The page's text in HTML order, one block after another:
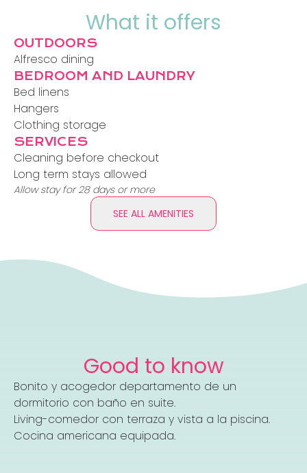
What it offers
OUTDOORS
Alfresco dining
BEDROOM AND LAUNDRY
Bed linens
Hangers
Clothing storage
SERVICES
Cleaning before checkout
Long term stays allowed
Allow stay for 28 days or more
SEE ALL AMENITIES
Good to know
Bonito y acogedor departamento de un
dormitorio con baño en suite.
Living-comedor con terraza y vista a la piscina.
Cocina americana equipada.